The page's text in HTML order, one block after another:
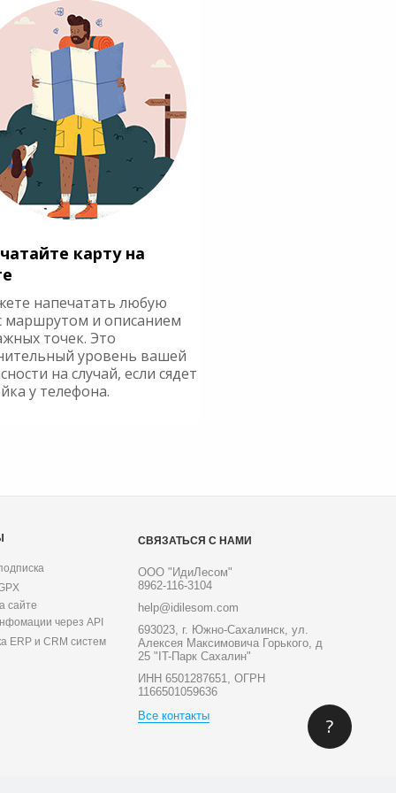
карту на
напечатать любую
маршрутом и описанием
точек. Это
уровень вашей
на случай, если сядет
у телефона.
сайте
через API
ERP и CRM систем
СВЯЗАТЬСЯ С НАМИ
ООО "ИдиЛесом"
8962-116-3104
help@idilesom.com
693023, г. Южно-Сахалинск, ул.
Алексея Максимовича Горького, д
25 "IT-Парк Сахалин"
ИНН 6501287651, ОГРН
1166501059636
Все контакты
?